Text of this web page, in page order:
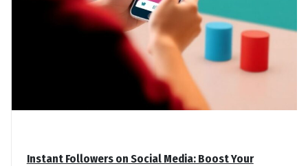
Instant Followers on Social Media: Boost Your